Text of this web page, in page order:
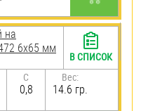
на
6х65 мм
C
0,8
Вес:
14.6 гр.
В СПИСОК